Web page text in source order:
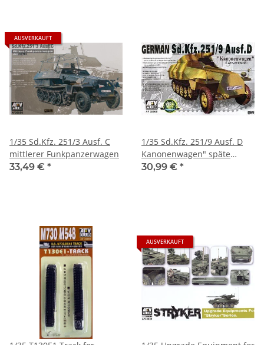
AUSVERKAUFT
1/35 Sd.Kfz. 251/3 Ausf. C
mittlerer Funkpanzerwagen
33,49 € *
1/35 Sd.Kfz. 251/9 Ausf. D
Kanonenwagen" späte
Version"
30,99 € *
AUSVERKAUFT